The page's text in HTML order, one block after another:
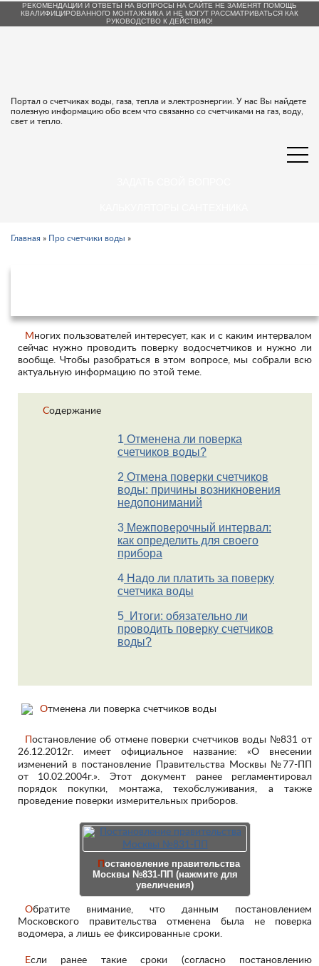
РЕКОМЕНДАЦИИ И ОТВЕТЫ НА ВОПРОСЫ НА САЙТЕ НЕ ЗАМЕНЯТ ПОМОЩЬ
КВАЛИФИЦИРОВАННОГО МОНТАЖНИКА И НЕ МОГУТ РАССМАТРИВАТЬСЯ КАК
РУКОВОДСТВО К ДЕЙСТВИЮ!
Портал о счетчиках воды, газа, тепла и электроэнергии. У нас Вы найдете
полезную информацию обо всем что связанно со счетчиками на газ, воду,
свет и тепло.
Главная » Про счетчики воды »
Многих пользователей интересует, как и с каким интервалом
сейчас нужно проводить поверку водосчетчиков и нужно ли
вообще. Чтобы разобраться в этом вопросе, мы собрали всю
актуальную информацию по этой теме.
Содержание
1 Отменена ли поверка
счетчиков воды?
2 Отмена поверки счетчиков
воды: причины возникновения
недопониманий
3 Межповерочный интервал:
как определить для своего
прибора
4 Надо ли платить за поверку
счетчика воды
5 Итоги: обязательно ли
проводить поверку счетчиков
воды?
26.12.2012г. имеет официальное название: «О внесении
изменений в постановление Правительства Москвы №77-ПП
от 10.02.2004г.». Этот документ ранее регламентировал
порядок покупки, монтажа, техобслуживания, а также
проведение поверки измерительных приборов.
Постановление правительства
Москвы №831-ПП (нажмите для
увеличения)
Обратите внимание, что данным постановлением
Московского правительства отменена была не поверка
водомера, а лишь ее фиксированные сроки.
Если ранее такие сроки (согласно постановлению